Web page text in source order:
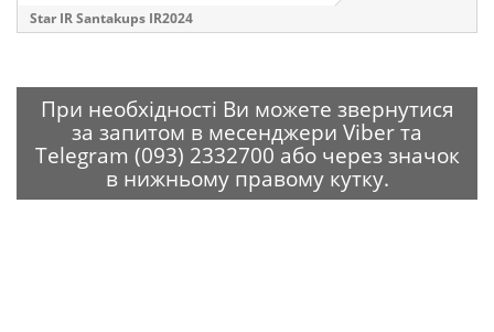
Star IR Santakups IR2024
При необхідності Ви можете звернутися
за запитом в месенджери Viber та
Telegram (093) 2332700 або через значок
в нижньому правому кутку.